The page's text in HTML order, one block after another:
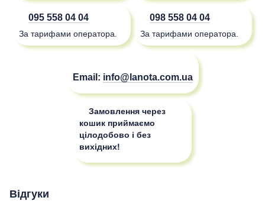
095 558 04 04
За тарифами оператора.
098 558 04 04
За тарифами оператора.
Email: info@lanota.com.ua
Замовлення через
кошик приймаємо
цілодобово і без
вихідних!
Відгуки